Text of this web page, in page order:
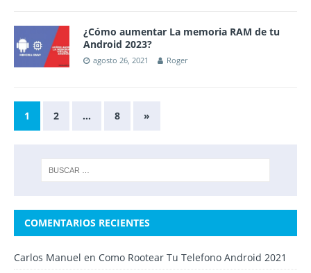
¿Cómo aumentar La memoria RAM de tu
Android 2023?
agosto 26, 2021 Roger
1 2 … 8 »
COMENTARIOS RECIENTES
Carlos Manuel en Como Rootear Tu Telefono Android 2021